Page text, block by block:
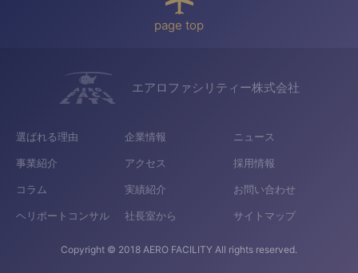
page top
エアロファシリティー株式会社
選ばれる理由 企業情報 ニュース
事業紹介 アクセス 採用情報
コラム 実績紹介 お問い合わせ
ヘリポートコンサル 社長室から サイトマップ
Copyright © 2018 AERO FACILITY All rights reserved.